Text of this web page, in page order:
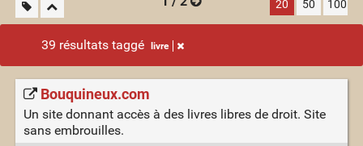
20 50 100
39 résultats taggé livre
Bouquineux.com
Un site donnant accès à des livres libres de droit. Site
sans embrouilles.